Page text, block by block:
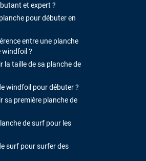
et expert ?
pour débuter en
entre une planche
windfoil ?
la taille de sa planche de
windfoil pour débuter ?
sa première planche de
de surf pour les
surf pour surfer des